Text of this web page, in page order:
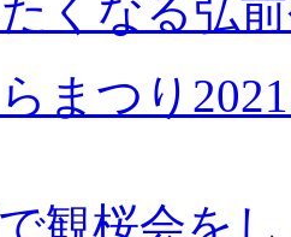
くなる弘
まつり
観桜会を